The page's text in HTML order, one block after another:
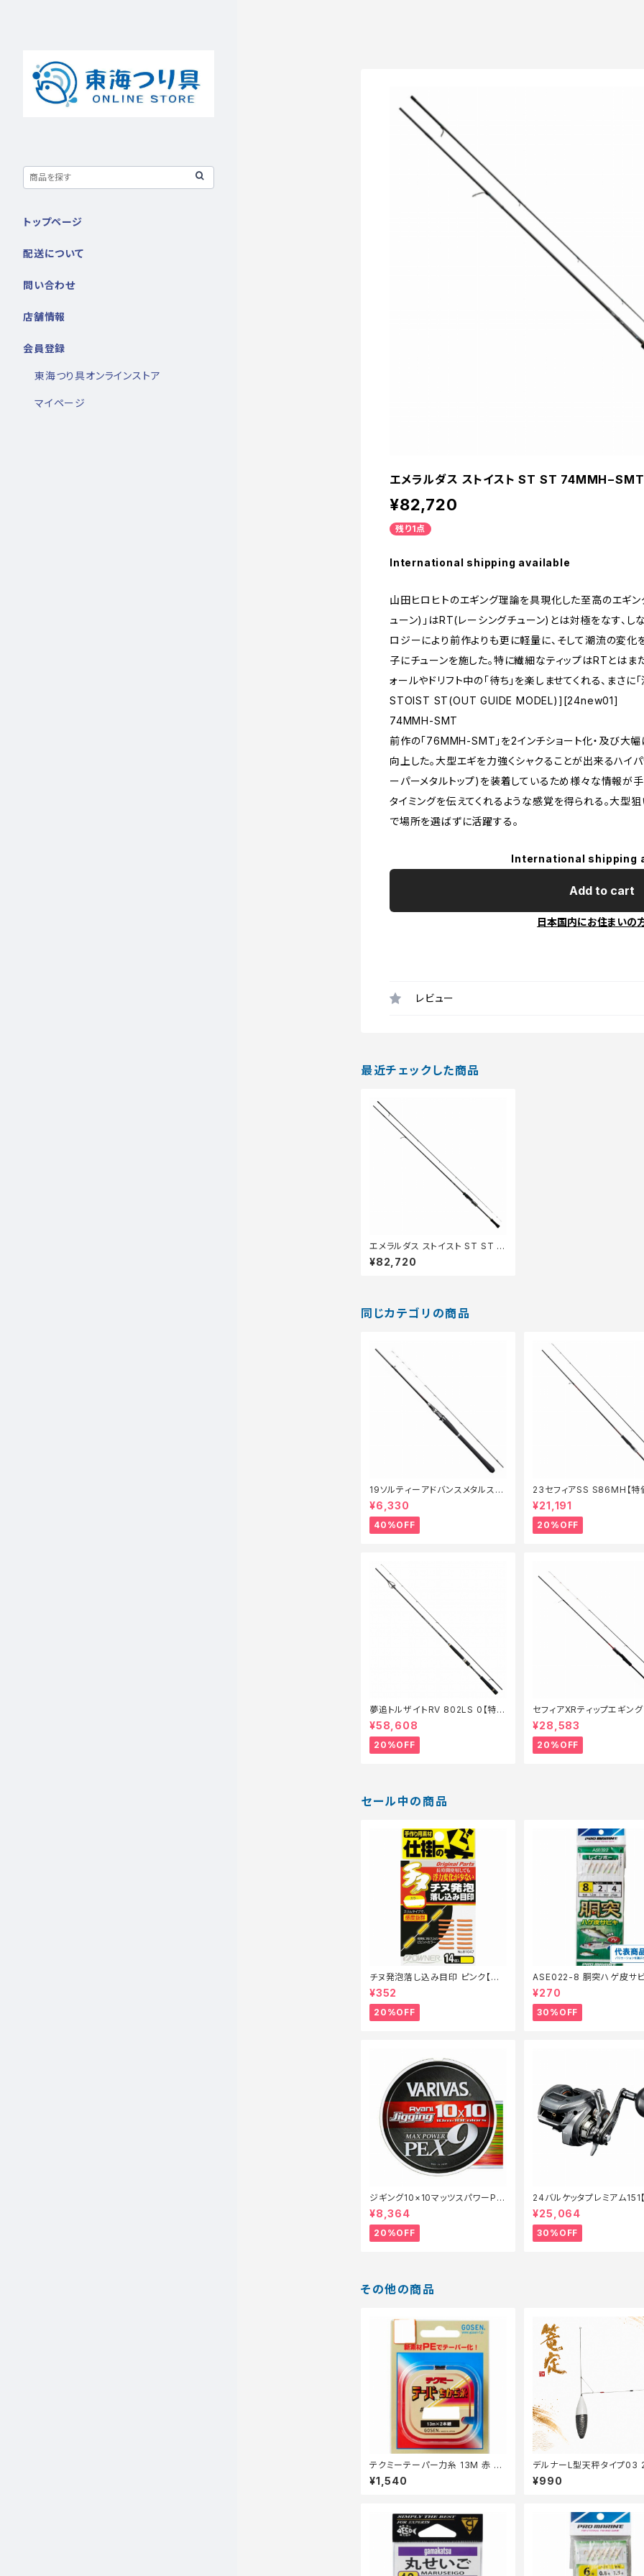
エメラルダス ストイスト ST ST 74MMH−SMT
¥82,720
残り1点
International shipping available
山田ヒロヒトのエギング理論を具現化した至高のエギン
ューン)」はRT(レーシングチューン)とは対極をなす、し
ロジーにより前作よりも更に軽量に、そして潮流の変化
子にチューンを施した。特に繊細なティップはRTとは
ォールやドリフト中の「待ち」を楽しませてくれる、まさ
STOIST ST(OUT GUIDE MODEL)][24new01]
74MMH-SMT
前作の「76MMH-SMT」を2インチショート化・及び大
向上した。大型エギを力強くシャクることが出来るハイパ
ーパーメタルトップ)を装着しているため様々な情報が
タイミングを伝えてくれるような感覚を得られる。大型
で場所を選ばずに活躍する。
International shipping
Add to cart
日本国内にお住まいの
レビュー
最近チェックした商品
エメラルダス ストイスト ST ST 7
4MMH−SMT
¥82,720
同じカテゴリの商品
19ソルティーアドバンスメタルスッ
テ B66MLS【特価竿】【40】
¥6,330
40%OFF
23セフィアSS S86MH【特
ド】【20】
¥21,191
20%OFF
夢追トルザイトRV 802LS 0【特価
竿】【20】
¥58,608
20%OFF
セフィアXRティップエギン
MLSR【特価ロッド】【20】
¥28,583
20%OFF
セール中の商品
チヌ発泡落し込み目印 ピンク【特
価仕掛】【20】
¥352
20%OFF
ASE022-8 胴突ハゲ皮サ
【特価仕掛】【30】
¥270
30%OFF
ジギング10×10マッツスパワーPP
EX9 300m 2号【特価仕掛】【20】
¥8,364
20%OFF
24バルケッタプレミアム151
リール】【30】
¥25,064
30%OFF
その他の商品
テクミーテーパー力糸 13M 赤 2
本 0.6ー6【継続セール_仕掛】
¥1,540
デルナーL型天秤タイプ03
定】
¥990
トップページ
配送について
問い合わせ
店舗情報
会員登録
東海つり具オンラインストア
マイページ